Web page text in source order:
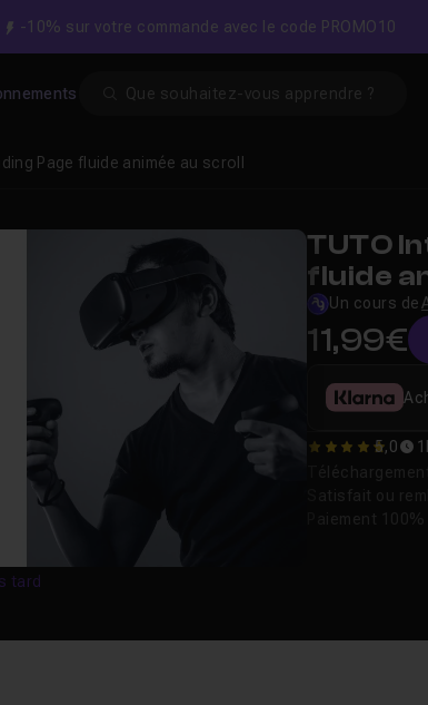
-10% sur votre commande avec le code PROMO10
Page fluide animée au scroll
tard
TUTO
fluide
Un cours de
11,99€
5 5,0